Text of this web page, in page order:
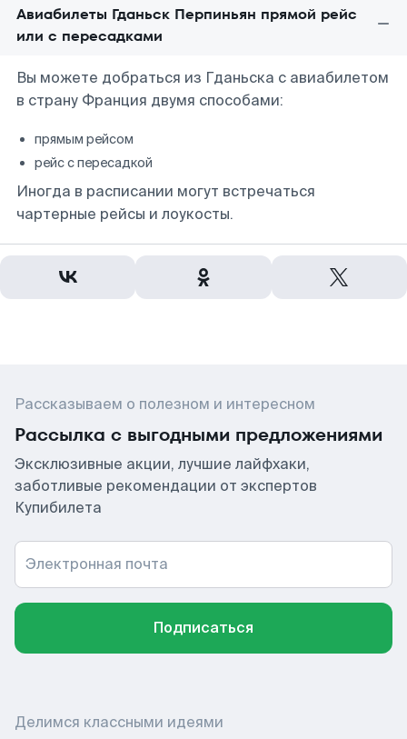
Авиабилеты Гданьск Перпиньян прямой рейс
или с пересадками
Вы можете добраться из Гданьска с авиабилетом
в страну Франция двумя способами:
прямым рейсом
рейс с пересадкой
Иногда в расписании могут встречаться
чартерные рейсы и лоукосты.
Рассказываем о полезном и интересном
Рассылка с выгодными предложениями
Эксклюзивные акции, лучшие лайфхаки,
заботливые рекомендации от экспертов
Купибилета
Электронная почта
Подписаться
Делимся классными идеями